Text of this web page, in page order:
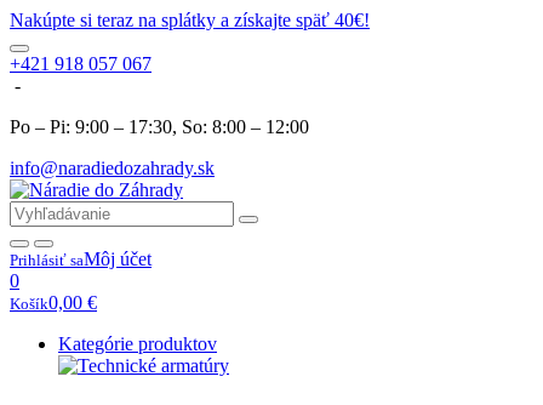
Nakúpte si teraz na splátky a získajte späť 40€!
+421 918 057 067
-
Po – Pi: 9:00 – 17:30, So: 8:00 – 12:00
info@naradiedozahrady.sk
Prihlásiť saMôj účet
0
Košík0,00 €
Kategórie produktov